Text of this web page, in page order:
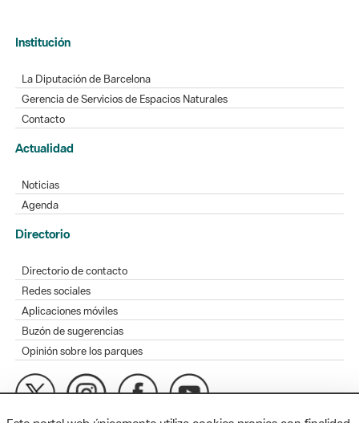
Institución
La Diputación de Barcelona
Gerencia de Servicios de Espacios Naturales
Contacto
Actualidad
Noticias
Agenda
Directorio
Directorio de contacto
Redes sociales
Aplicaciones móviles
Buzón de sugerencias
Opinión sobre los parques